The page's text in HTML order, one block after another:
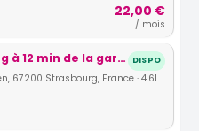
22,00 €
/ mois
Place de parking à 12 min de la gare de Strasbourg et 20 min de l'aéroport de Strasbourg avec possibilité de navette DISPO
110 Rue de Hochfelden, 67200 Strasbourg, France · 4.61 km